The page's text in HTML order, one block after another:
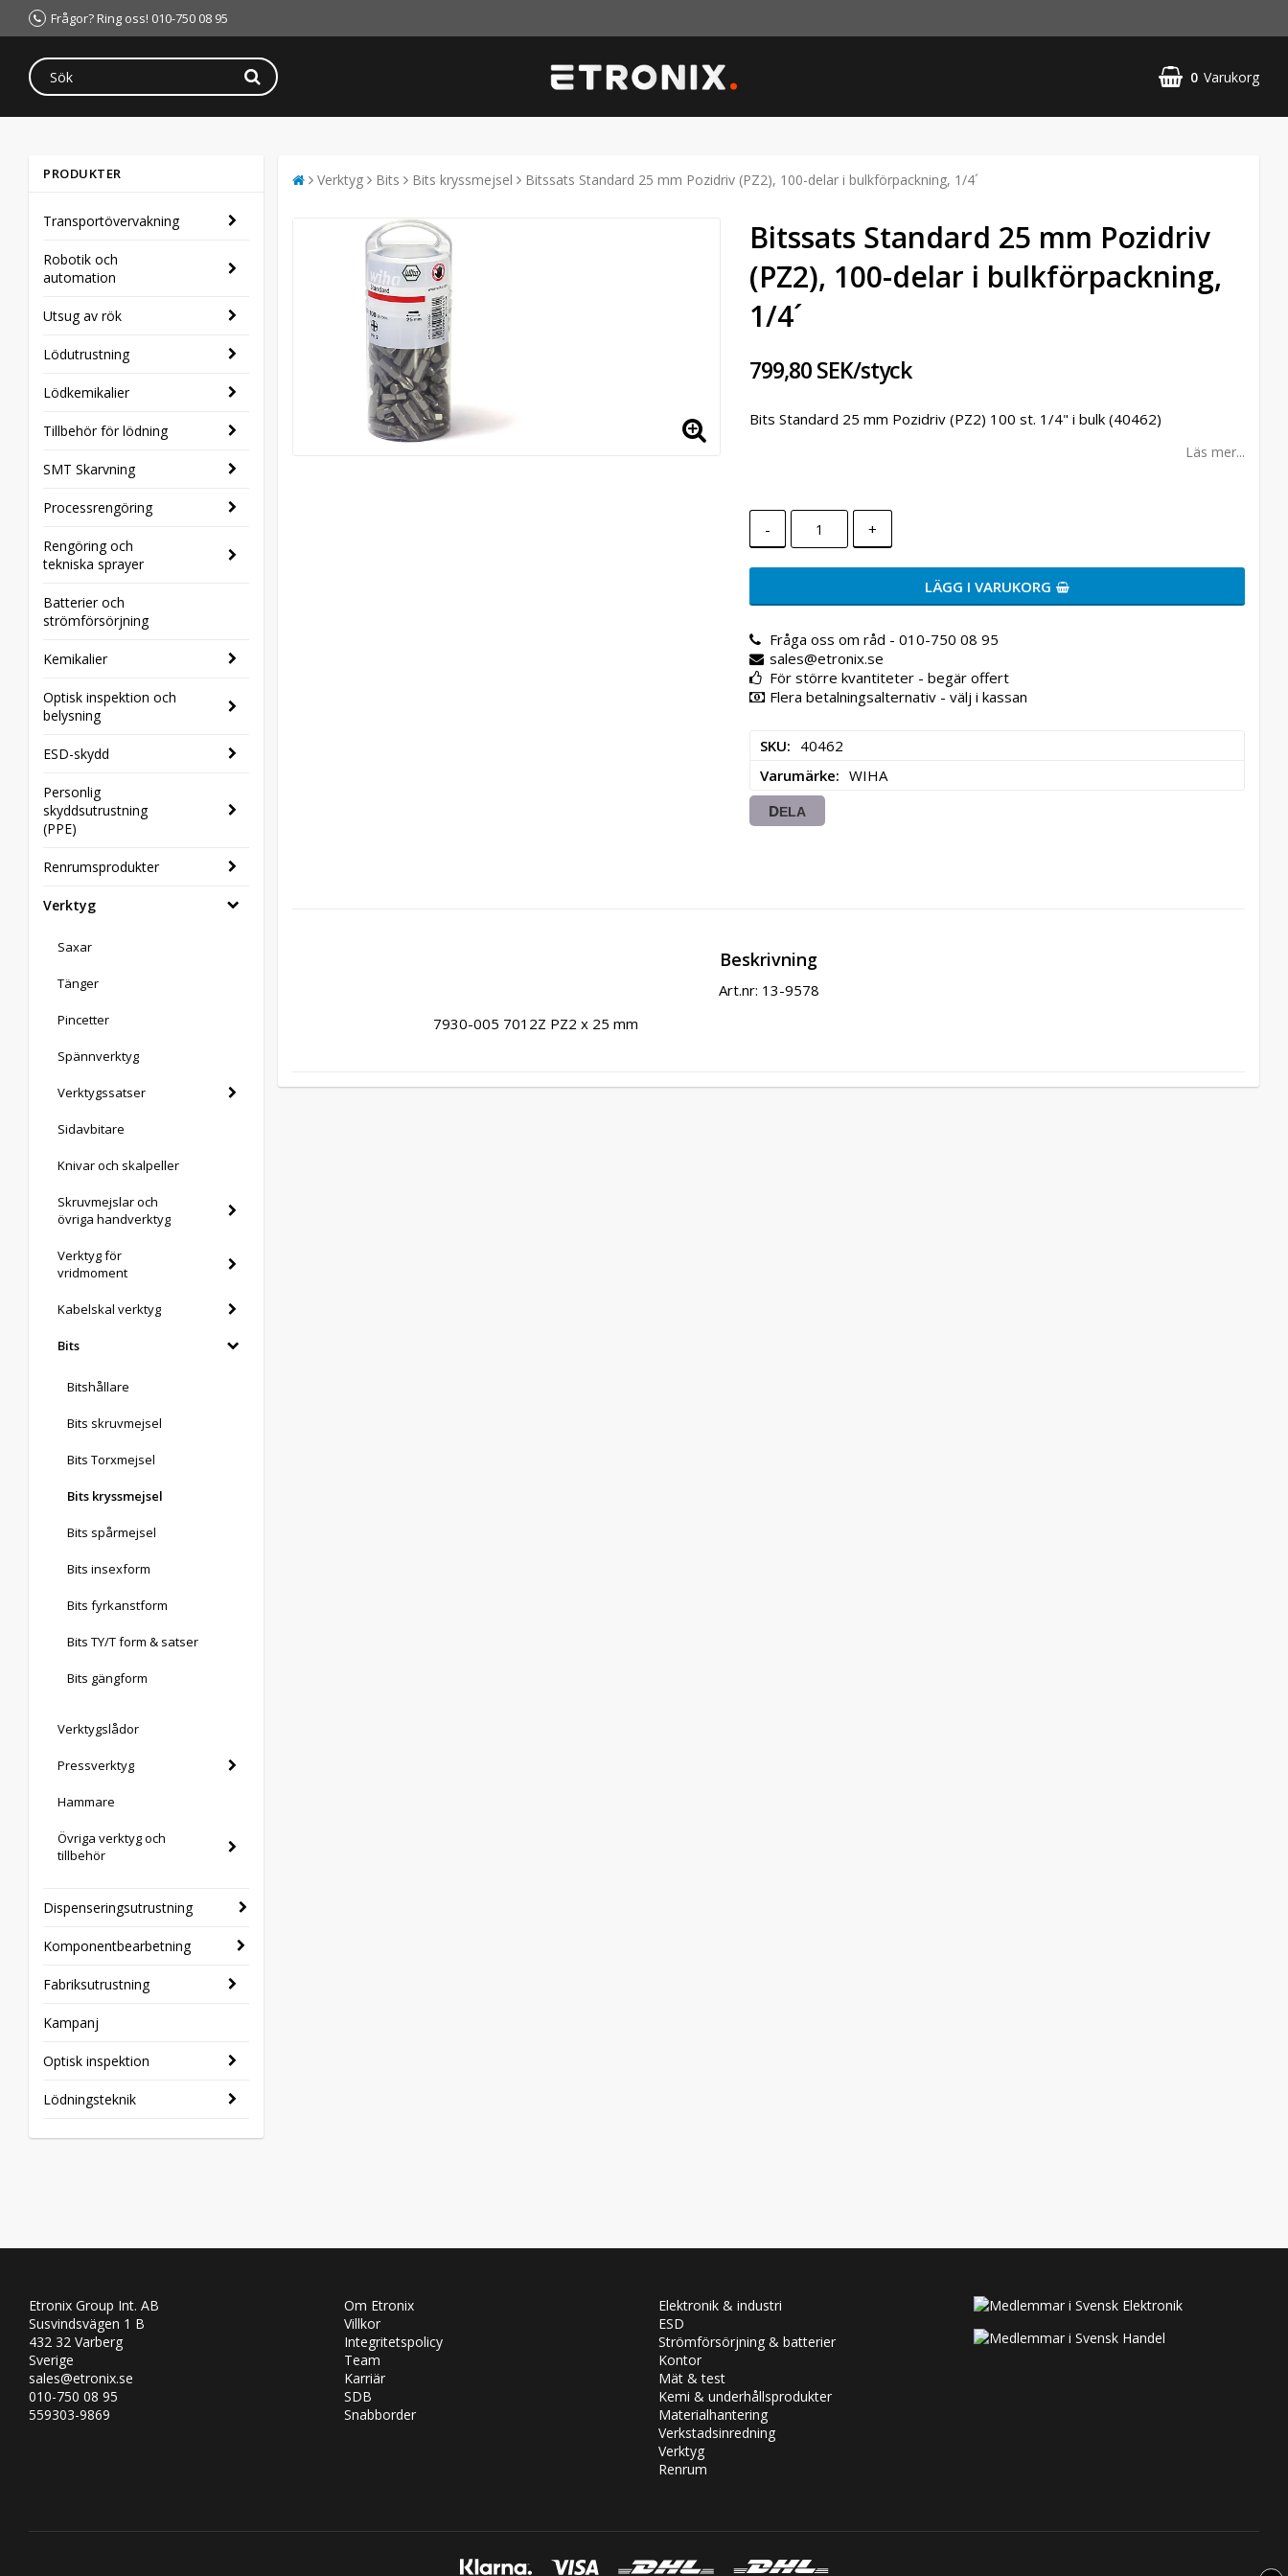
Frågor? Ring oss! 010-750 08 95
0 Varukorg
PRODUKTER
Transportövervakning
Robotik och
automation
Utsug av rök
Lödutrustning
Lödkemikalier
Tillbehör för lödning
SMT Skarvning
Processrengöring
Rengöring och
tekniska sprayer
Batterier och
strömförsörjning
Kemikalier
Optisk inspektion och
belysning
ESD-skydd
Personlig
skyddsutrustning
(PPE)
Renrumsprodukter
Verktyg
Saxar
Tänger
Pincetter
Spännverktyg
Verktygssatser
Sidavbitare
Knivar och skalpeller
Skruvmejslar och
övriga handverktyg
Verktyg för
vridmoment
Kabelskal verktyg
Bits
Bitshållare
Bits skruvmejsel
Bits Torxmejsel
Bits kryssmejsel
Bits spårmejsel
Bits insexform
Bits fyrkanstform
Bits TY/T form & satser
Bits gängform
Verktygslådor
Pressverktyg
Hammare
Övriga verktyg och
tillbehör
Dispenseringsutrustning
Komponentbearbetning
Fabriksutrustning
Kampanj
Optisk inspektion
Lödningsteknik
Verktyg Bits Bits kryssmejsel Bitssats Standard 25 mm Pozidriv (PZ2), 100-delar i bulkförpackning, 1/4´
Bitssats Standard 25 mm Pozidriv
(PZ2), 100-delar i bulkförpackning,
1/4´
799,80 SEK/styck
Bits Standard 25 mm Pozidriv (PZ2) 100 st. 1/4" i bulk (40462)
Läs mer...
- +
LÄGG I VARUKORG
Fråga oss om råd - 010-750 08 95
sales@etronix.se
För större kvantiteter - begär offert
Flera betalningsalternativ - välj i kassan
SKU
40462
Varumärke
WIHA
DELA
Beskrivning
Art.nr: 13-9578
7930-005 7012Z PZ2 x 25 mm
Etronix Group Int. AB
Susvindsvägen 1 B
432 32 Varberg
Sverige
sales@etronix.se
010-750 08 95
559303-9869
Om Etronix
Villkor
Integritetspolicy
Team
Karriär
SDB
Snabborder
Elektronik & industri
ESD
Strömförsörjning & batterier
Kontor
Mät & test
Kemi & underhållsprodukter
Materialhantering
Verkstadsinredning
Verktyg
Renrum